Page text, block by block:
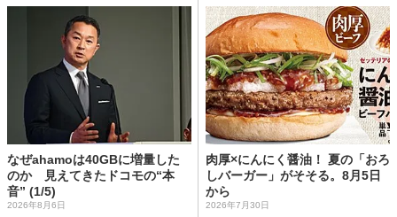
なぜahamoは40GBに増量した
のか 見えてきたドコモの“本
音” (1/5)
2026年8月6日
肉厚×にんにく醤油！ 夏の「おろ
しバーガー」がそそる。8月5日
から
2026年7月30日